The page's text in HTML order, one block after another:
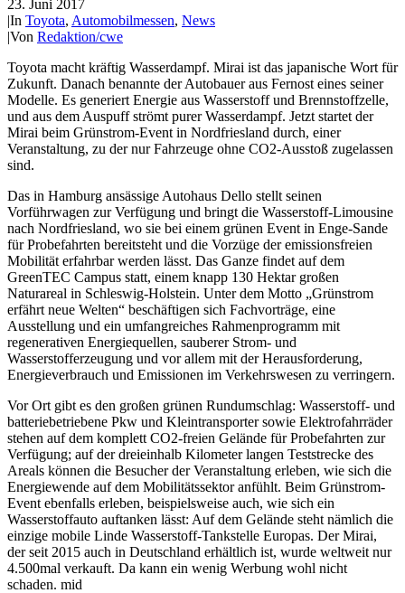
23. Juni 2017
|In Toyota, Automobilmessen, News
|Von Redaktion/cwe
Toyota macht kräftig Wasserdampf. Mirai ist das japanische Wort für
Zukunft. Danach benannte der Autobauer aus Fernost eines seiner
Modelle. Es generiert Energie aus Wasserstoff und Brennstoffzelle,
und aus dem Auspuff strömt purer Wasserdampf. Jetzt startet der
Mirai beim Grünstrom-Event in Nordfriesland durch, einer
Veranstaltung, zu der nur Fahrzeuge ohne CO2-Ausstoß zugelassen
sind.
Das in Hamburg ansässige Autohaus Dello stellt seinen
Vorführwagen zur Verfügung und bringt die Wasserstoff-Limousine
nach Nordfriesland, wo sie bei einem grünen Event in Enge-Sande
für Probefahrten bereitsteht und die Vorzüge der emissionsfreien
Mobilität erfahrbar werden lässt. Das Ganze findet auf dem
GreenTEC Campus statt, einem knapp 130 Hektar großen
Naturareal in Schleswig-Holstein. Unter dem Motto „Grünstrom
erfährt neue Welten“ beschäftigen sich Fachvorträge, eine
Ausstellung und ein umfangreiches Rahmenprogramm mit
regenerativen Energiequellen, sauberer Strom- und
Wasserstofferzeugung und vor allem mit der Herausforderung,
Energieverbrauch und Emissionen im Verkehrswesen zu verringern.
Vor Ort gibt es den großen grünen Rundumschlag: Wasserstoff- und
batteriebetriebene Pkw und Kleintransporter sowie Elektrofahrräder
stehen auf dem komplett CO2-freien Gelände für Probefahrten zur
Verfügung; auf der dreieinhalb Kilometer langen Teststrecke des
Areals können die Besucher der Veranstaltung erleben, wie sich die
Energiewende auf dem Mobilitätssektor anfühlt. Beim Grünstrom-
Event ebenfalls erleben, beispielsweise auch, wie sich ein
Wasserstoffauto auftanken lässt: Auf dem Gelände steht nämlich die
einzige mobile Linde Wasserstoff-Tankstelle Europas. Der Mirai,
der seit 2015 auch in Deutschland erhältlich ist, wurde weltweit nur
4.500mal verkauft. Da kann ein wenig Werbung wohl nicht
schaden. mid